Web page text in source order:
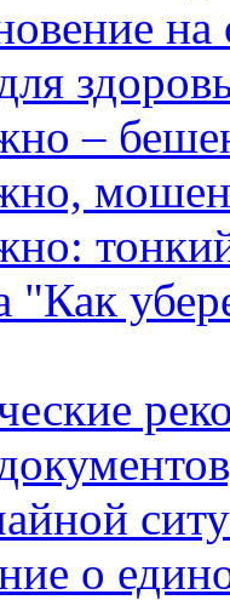
на
–
"Как
о